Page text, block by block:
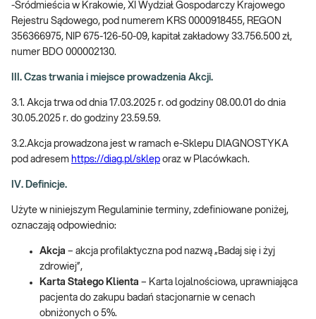
-Śródmieścia w Krakowie, XI Wydział Gospodarczy Krajowego
Rejestru Sądowego, pod numerem KRS 0000918455, REGON
356366975, NIP 675-126-50-09, kapitał zakładowy 33.756.500 zł,
numer BDO 000002130.
III. Czas trwania i miejsce prowadzenia Akcji.
3.1. Akcja trwa od dnia 17.03.2025 r. od godziny 08.00.01 do dnia
30.05.2025 r. do godziny 23.59.59.
3.2.Akcja prowadzona jest w ramach e-Sklepu DIAGNOSTYKA
pod adresem https://diag.pl/sklep oraz w Placówkach.
IV. Definicje.
Użyte w niniejszym Regulaminie terminy, zdefiniowane poniżej,
oznaczają odpowiednio:
Akcja – akcja profilaktyczna pod nazwą „Badaj się i żyj
zdrowiej”,
Karta Stałego Klienta – Karta lojalnościowa, uprawniająca
pacjenta do zakupu badań stacjonarnie w cenach
obniżonych o 5%.